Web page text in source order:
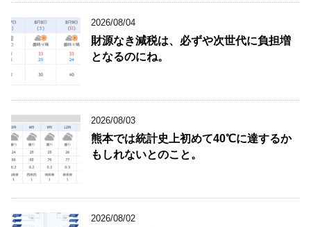
2026/08/04
財源なき減税は、必ずや次世代に負担増
となるのにね。
2026/08/03
熊本では統計史上初めて40℃に達するか
もしれないとのこと。
2026/08/02